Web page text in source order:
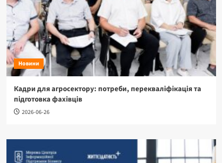
Новини
Кадри для агросектору: потреби, перекваліфікація та
підготовка фахівців
2026-06-26